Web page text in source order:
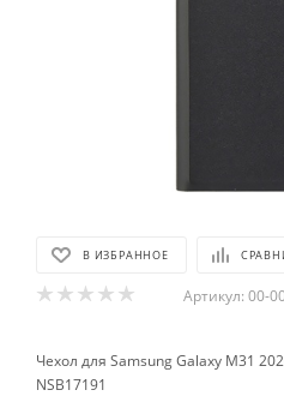
В ИЗБРАННОЕ
Артикул: 00-
Чехол для Samsung Galaxy M31
NSB17191